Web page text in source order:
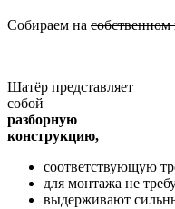
Собираем на собственном
Шатёр представляет
собой
разборную
конструкцию,
соответствующую
для монтажа не
выдерживают